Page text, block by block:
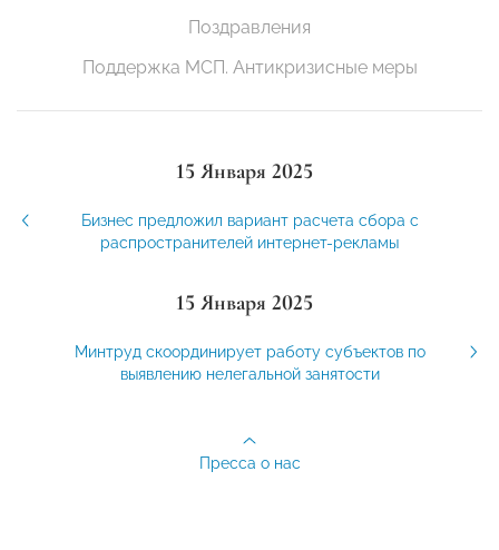
Поздравления
Поддержка МСП. Антикризисные меры
15 Января 2025
Бизнес предложил вариант расчета сбора с
распространителей интернет-рекламы
15 Января 2025
Минтруд скоординирует работу субъектов по
выявлению нелегальной занятости
Пресса о нас